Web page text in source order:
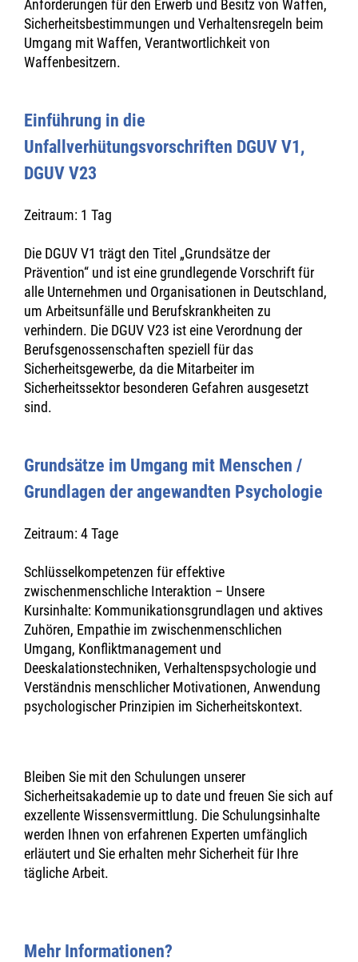
Anforderungen für den Erwerb und Besitz von Waffen,
Sicherheitsbestimmungen und Verhaltensregeln beim
Umgang mit Waffen, Verantwortlichkeit von
Waffenbesitzern.
Einführung in die
Unfallverhütungsvorschriften DGUV V1,
DGUV V23
Zeitraum: 1 Tag
Die DGUV V1 trägt den Titel „Grundsätze der
Prävention“ und ist eine grundlegende Vorschrift für
alle Unternehmen und Organisationen in Deutschland,
um Arbeitsunfälle und Berufskrankheiten zu
verhindern. Die DGUV V23 ist eine Verordnung der
Berufsgenossenschaften speziell für das
Sicherheitsgewerbe, da die Mitarbeiter im
Sicherheitssektor besonderen Gefahren ausgesetzt
sind.
Grundsätze im Umgang mit Menschen /
Grundlagen der angewandten Psychologie
Zeitraum: 4 Tage
Schlüsselkompetenzen für effektive
zwischenmenschliche Interaktion – Unsere
Kursinhalte: Kommunikationsgrundlagen und aktives
Zuhören, Empathie im zwischenmenschlichen
Umgang, Konfliktmanagement und
Deeskalationstechniken, Verhaltenspsychologie und
Verständnis menschlicher Motivationen, Anwendung
psychologischer Prinzipien im Sicherheitskontext.
Bleiben Sie mit den Schulungen unserer
Sicherheitsakademie up to date und freuen Sie sich auf
exzellente Wissensvermittlung. Die Schulungsinhalte
werden Ihnen von erfahrenen Experten umfänglich
erläutert und Sie erhalten mehr Sicherheit für Ihre
tägliche Arbeit.
Mehr Informationen?